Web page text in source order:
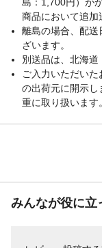
商品において追加
離島の場合、配送
ざいます。
別送品は、北海道
ご入力いただい
の出荷元に開示し
重に取り扱います。
みんなが役に立